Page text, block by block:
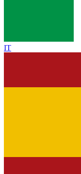
IT